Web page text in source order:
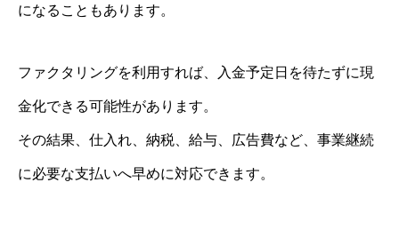
になることもあります。
ファクタリングを利用すれば、入金予定日を待たずに現
金化できる可能性があります。
その結果、仕入れ、納税、給与、広告費など、事業継続
に必要な支払いへ早めに対応できます。